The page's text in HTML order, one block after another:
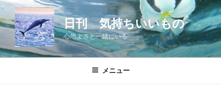
コ
ン
テ
ツ
日刊 気持ちいいもの
心地よさと一緒にいる
メニュー